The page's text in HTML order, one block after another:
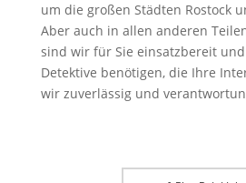
um die großen Städten Rostock
Aber auch in allen anderen
sind wir für Sie einsatzbereit
Detektive benötigen, die Ihre
wir zuverlässig und